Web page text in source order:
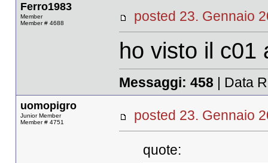
Ferro1983
Member
Member # 4688
posted 23.
ho visto il c01
Messaggi: 458 | Data
uomopigro
Junior Member
Member # 4751
posted 23.
quote: